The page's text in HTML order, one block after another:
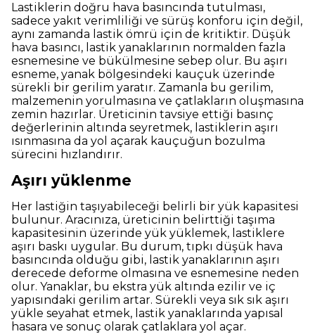
Lastiklerin doğru hava basıncında tutulması,
sadece yakıt verimliliği ve sürüş konforu için değil,
aynı zamanda lastik ömrü için de kritiktir. Düşük
hava basıncı, lastik yanaklarının normalden fazla
esnemesine ve bükülmesine sebep olur. Bu aşırı
esneme, yanak bölgesindeki kauçuk üzerinde
sürekli bir gerilim yaratır. Zamanla bu gerilim,
malzemenin yorulmasına ve çatlakların oluşmasına
zemin hazırlar. Üreticinin tavsiye ettiği basınç
değerlerinin altında seyretmek, lastiklerin aşırı
ısınmasına da yol açarak kauçuğun bozulma
sürecini hızlandırır.
Aşırı yüklenme
Her lastiğin taşıyabileceği belirli bir yük kapasitesi
bulunur. Aracınıza, üreticinin belirttiği taşıma
kapasitesinin üzerinde yük yüklemek, lastiklere
aşırı baskı uygular. Bu durum, tıpkı düşük hava
basıncında olduğu gibi, lastik yanaklarının aşırı
derecede deforme olmasına ve esnemesine neden
olur. Yanaklar, bu ekstra yük altında ezilir ve iç
yapısındaki gerilim artar. Sürekli veya sık sık aşırı
yükle seyahat etmek, lastik yanaklarında yapısal
hasara ve sonuç olarak çatlaklara yol açar.